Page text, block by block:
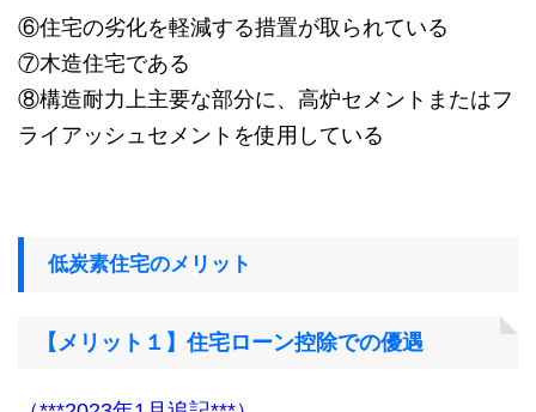
⑥住宅の劣化を軽減する措置が取られている
⑦木造住宅である
⑧構造耐力上主要な部分に、高炉セメントまたはフ
ライアッシュセメントを使用している
低炭素住宅のメリット
【メリット１】住宅ローン控除での優遇